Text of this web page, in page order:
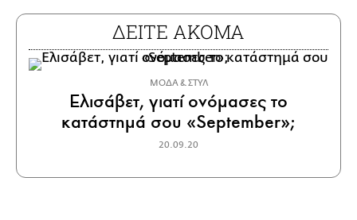
ΔΕΙΤΕ ΑΚΟΜΑ
ΜΟΔΑ & ΣΤΥΛ
Ελισάβετ, γιατί ονόμασες το
κατάστημά σου «September»;
20.09.20